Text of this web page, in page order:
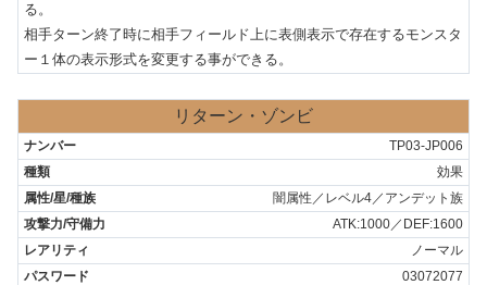
る。
相手ターン終了時に相手フィールド上に表側表示で存在するモンスタ
ー１体の表示形式を変更する事ができる。
リターン・ゾンビ
TP03-JP006
効果
闇属性／レベル4／アンデット族
ATK:1000／DEF:1600
ノーマル
03072077